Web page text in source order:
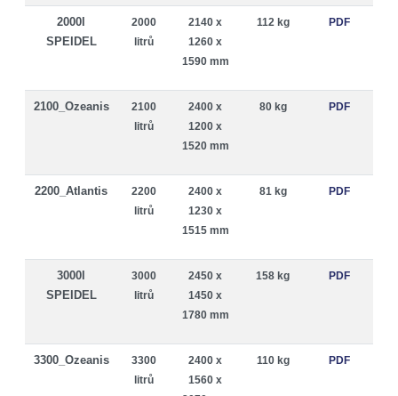
2000l
SPEIDEL
2000
litrů
2140 x
1260 x
1590 mm
112 kg PDF
2100_Ozeanis
2100
litrů
2400 x
1200 x
1520 mm
80 kg PDF
2200_Atlantis
2200
litrů
2400 x
1230 x
1515 mm
81 kg PDF
3000l
SPEIDEL
3000
litrů
2450 x
1450 x
1780 mm
158 kg PDF
3300_Ozeanis
3300
litrů
2400 x
1560 x
110 kg PDF